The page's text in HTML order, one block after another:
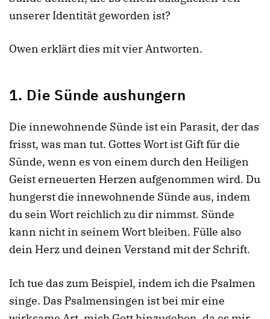
unserer Identität geworden ist?
Owen erklärt dies mit vier Antworten.
1. Die Sünde aushungern
Die innewohnende Sünde ist ein Parasit, der das
frisst, was man tut. Gottes Wort ist Gift für die
Sünde, wenn es von einem durch den Heiligen
Geist erneuerten Herzen aufgenommen wird. Du
hungerst die innewohnende Sünde aus, indem
du sein Wort reichlich zu dir nimmst. Sünde
kann nicht in seinem Wort bleiben. Fülle also
dein Herz und deinen Verstand mit der Schrift.
Ich tue das zum Beispiel, indem ich die Psalmen
singe. Das Psalmensingen ist bei mir eine